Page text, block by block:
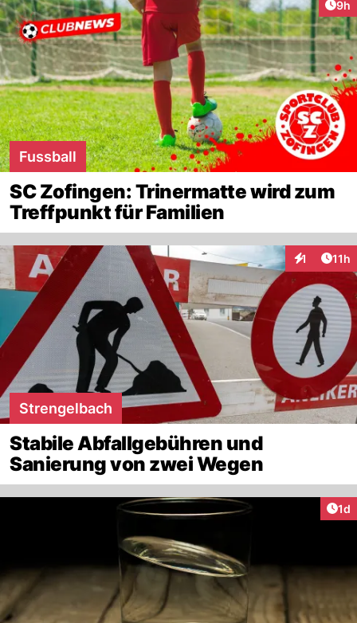
9h
Fussball
SC Zofingen: Trinermatte wird zum
Treffpunkt für Familien
1 11h
Strengelbach
Stabile Abfallgebühren und
Sanierung von zwei Wegen
1d